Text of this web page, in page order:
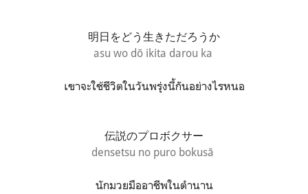
明日をどう生きただろうか
asu wo dō ikita darou ka
เขาจะใช้ชีวิตในวันพรุ่งนี้กันอย่างไรหนอ
伝説のプロボクサー
densetsu no puro bokusā
นักมวยมืออาชีพในตำนาน